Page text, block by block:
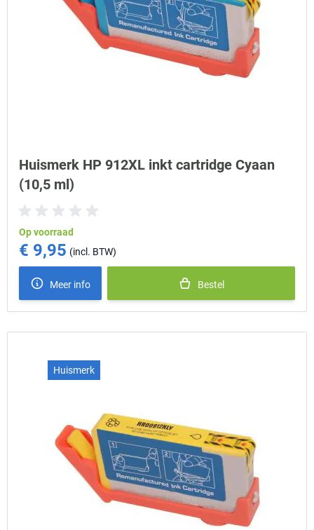
Huismerk HP 912XL inkt cartridge Cyaan
(10,5 ml)
Op voorraad
€ 9,95
Meer info Bestel
Huismerk